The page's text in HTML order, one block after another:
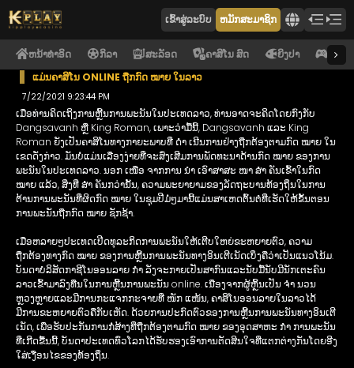
ເຂົ້າ​ສູ່​ລະ​ບົບ ຫມັກສະມາຊິກ
ຫນ້າທໍາອິດ ກິລາ ສະລັອດ ຄາສິໂນ ສົດ ຍິງປາ
ອີ ຄາ
ແມ່ນຄາສິໂນ ONLINE ຖືກກົດ ໝາຍ ໃນລາວ
7/22/2021 9:23:44 PM
ເມື່ອທ່ານຄິດເຖິງການຫຼີ້ນການພະນັນໃນປະເທດລາວ, ທ່ານອາດຈະຄິດໂດຍກົງກັບ
Dangsavanh ຫຼື King Roman, ເພາະວ່າມື້ນີ້, Dangsavanh ແລະ King
Roman ຍັງເປັນຄາສິໂນທາງກາຍະພາບທີ່ ດຳ ເນີນການຢ່າງຖືກຕ້ອງຕາມກົດ ໝາຍ ໃນ
ເຂດດັ່ງກ່າວ. ມັນບໍ່ແມ່ນເລື່ອງງ່າຍທີ່ຈະສົ່ງເສີມການພັດທະນາດ້ານກົດ ໝາຍ ຂອງການ
ພະນັນໃນປະເທດລາວ. ນອກ ເໜືອ ຈາກການ ນຳ ເອົາສາສະ ໜາ ສຳ ຄັນເຂົ້າໃນກົດ
ໝາຍ ແລ້ວ, ສິ່ງທີ່ ສຳ ຄັນກວ່ານັ້ນ, ຄວາມພະຍາຍາມຂອງລັດຖະບານທ້ອງຖິ່ນໃນການ
ຕ້ານການພະນັນທີ່ຜິດກົດ ໝາຍ ໃນຊຸມປີມໍ່ໆມານີ້ແມ່ນສາເຫດຕົ້ນຕໍທີ່ເຮັດໃຫ້ຂັ້ນຕອນ
ການພະນັນຖືກກົດ ໝາຍ ຊັກຊ້າ.
ເມື່ອຫລາຍໆປະເທດເປີດທຸລະກິດການພະນັນໃຫ້ເຕີບໃຫຍ່ຂະຫຍາຍຕົວ, ຄວາມ
ຖືກຕ້ອງທາງກົດ ໝາຍ ຂອງການຫຼີ້ນການພະນັນທາງອິນເຕີເນັດເບິ່ງຄືວ່າເປັນແນວໂນ້ມ.
ບັນດາບໍລິສັດກາຊີໂນອອນລາຍ ກຳ ລັງຈະກາຍເປັນສາກົນແລະນັບມື້ນັບມີນັກເຕະຄົນ
ລາວເຂົ້າມາລົງທືນໃນການຫຼີ້ນການພະນັນ online. ເນື່ອງຈາກຜູ້ຫຼິ້ນເປັນ ຈຳ ນວນ
ຫຼວງຫຼາຍແລະມີການກະແຈກກະຈາຍທີ່ ໜັກ ແໜ້ນ, ຄາສິໂນອອນລາຍໃນລາວໄດ້
ມີການຂະຫຍາຍຕົວຄືກັບເຫັດ. ດ້ວຍການປະກົດຕົວຂອງການຫຼີ້ນການພະນັນທາງອິນເຕີ
ເນັດ, ເພື່ອຮັບປະກັນການກໍ່ສ້າງທີ່ຖືກຕ້ອງຕາມກົດ ໝາຍ ຂອງອຸດສາຫະ ກຳ ການພະນັນ
ທີ່ເກີດຂື້ນນີ້, ບັນດາປະເທດທົ່ວໂລກໄດ້ຮັບຮອງເອົາການຕັດສິນໃຈທີ່ແຕກຕ່າງກັນໂດຍອີງ
ໃສ່ເງື່ອນໄຂຂອງທ້ອງຖິ່ນ.